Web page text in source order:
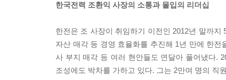
한국전력 조환익 사장의 소통과 몰입의 리더십
한전은 조 사장이 취임하기 이전인 2012년 말까
자산 매각 등 경영 효율화를 추진해 1년 만에 한
사 부지 매각 등 여러 현안들도 연달아 풀어냈다.
조성에도 박차를 가하고 있다. 그는 2만여 명의 직